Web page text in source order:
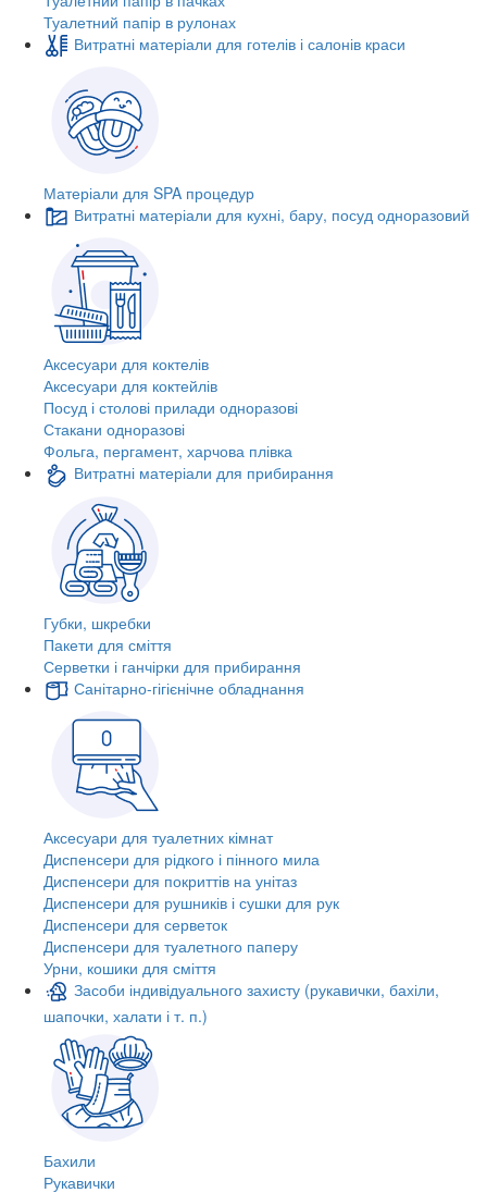
Туалетний папір в рулонах
Витратні матеріали для готелів і салонів краси
Матеріали для SPA процедур
Витратні матеріали для кухні, бару, посуд одноразовий
Аксесуари для коктелів
Аксесуари для коктейлів
Посуд і столові прилади одноразові
Стакани одноразові
Фольга, пергамент, харчова плівка
Витратні матеріали для прибирання
Губки, шкребки
Пакети для сміття
Серветки і ганчірки для прибирання
Санітарно-гігієнічне обладнання
Аксесуари для туалетних кімнат
Диспенсери для рідкого і пінного мила
Диспенсери для покриттів на унітаз
Диспенсери для рушників і сушки для рук
Диспенсери для серветок
Диспенсери для туалетного паперу
Урни, кошики для сміття
Засоби індивідуального захисту (рукавички, бахіли,
шапочки, халати і т. п.)
Бахили
Рукавички